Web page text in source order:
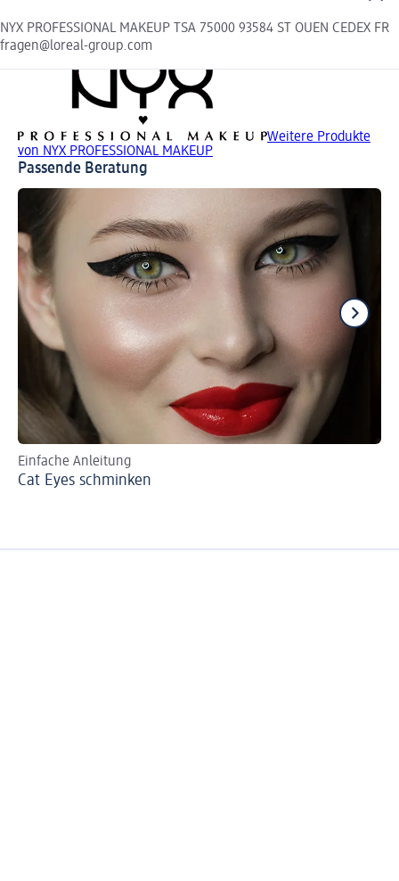
NYX PROFESSIONAL MAKEUP TSA 75000 93584 ST OUEN CEDEX FR
fragen@loreal-group.com
Weitere Produkte
von NYX PROFESSIONAL MAKEUP
Passende Beratung
Einfache Anleitung
Cat Eyes schminken